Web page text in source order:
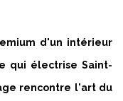
d'un intérieur
qui électrise Saint-
rencontre l'art du